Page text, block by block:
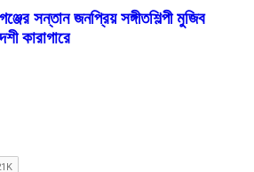
সন্তান জনপ্রিয় সঙ্গীতশিল্পী মুজিব
কারাগারে